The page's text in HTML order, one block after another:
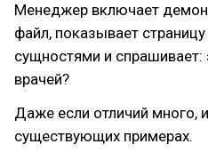
Менеджер включает
файл, показывает
сущностями и спрашивает:
врачей?
Даже если отличий много,
существующих примерах.